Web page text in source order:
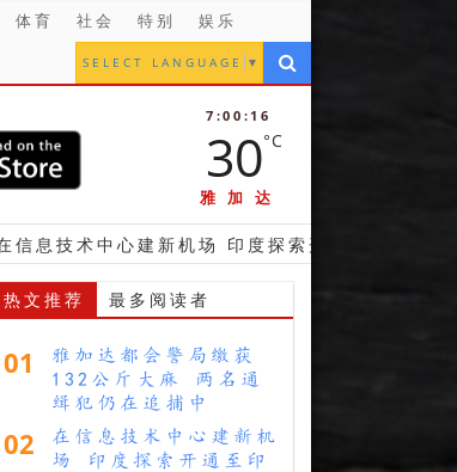
体育 社会 特别
娱乐
SELECT LANGUAGE ▼
7:00:18
30°C
雅加达
建新机场 印度探索开通至印尼航线
热文推荐 最多阅读者
01
雅加达都会警局缴获
132公斤大麻 两名通
缉犯仍在追捕中
02
在信息技术中心建新机
场 印度探索开通至印